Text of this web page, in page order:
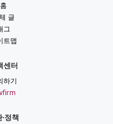
홈
글
그
트맵
센터
하기
정책